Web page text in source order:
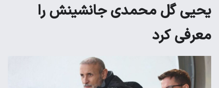
یحیی گل محمدی جانشینش را
معرفی کرد